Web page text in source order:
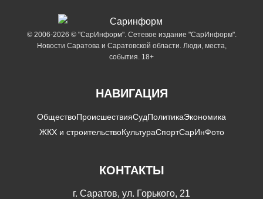
© 2006-2026 © "СарИнформ". Сетевое издание "СарИнформ".
Новости Саратова и Саратовской области. Люди, места,
события. 18+
НАВИГАЦИЯ
ОбществоПроисшествияСудПолитикаЭкономика
ЖКХ и строительствоКультураСпортСарИнФото
КОНТАКТЫ
г. Саратов, ул. Горького, 21